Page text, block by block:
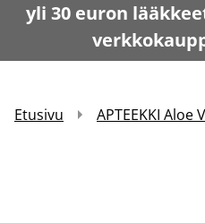
yli 30 euron
Etusivu APTEEKKI Aloe